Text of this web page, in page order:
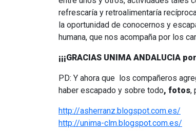
refrescaría y retroalimentaría
la oportunidad de conocernos y
humana, que nos acompaña por los
¡¡¡GRACIAS UNIMA ANDALUCIA
PD: Y ahora que los compañeros
haber escapado y sobre todo, fotos,
http://asherranz.blogspot.com.es/
http://unima-clm.blogspot.com.es/